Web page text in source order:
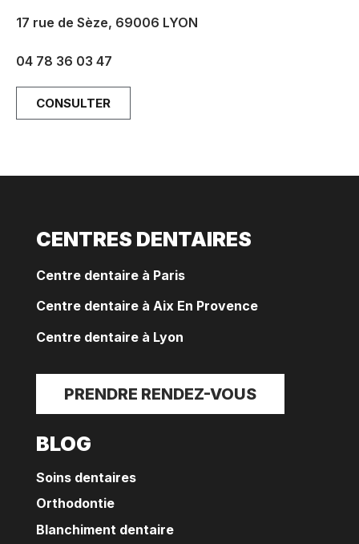
17 rue de Sèze, 69006 LYON
04 78 36 03 47
CONSULTER
CENTRES DENTAIRES
Centre dentaire à Paris
Centre dentaire à Aix En Provence
Centre dentaire à Lyon
PRENDRE RENDEZ-VOUS
BLOG
Soins dentaires
Orthodontie
Blanchiment dentaire